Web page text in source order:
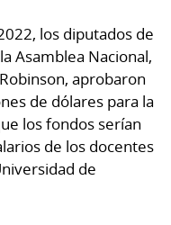
los diputados de
Asamblea Nacional,
aprobaron
de dólares para la
los fondos serían
de los docentes
de